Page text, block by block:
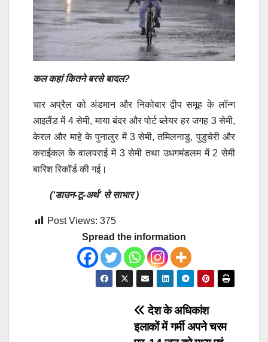
कल कहां कितने बरसे बादल?
चार अप्रैल को अंडमान और निकोबार द्वीप समूह के लॉन्ग
आइलैंड में 4 सेमी, माया बंदर और पोर्ट ब्लेयर हर जगह 3 सेमी,
केरल और माहे के पुनालुर में 3 सेमी, तमिलनाडु, पुडुचेरी और
कराईकल के वालपराई में 3 सेमी तथा उधगमंडलम में 2 सेमी
बारिश रिकॉर्ड की गई।
(‘डाउन-टू-अर्थ’ से साभार )
Post Views: 375
Spread the information
देश के अधिकांश
इलाकों में गर्मी अपने चरम